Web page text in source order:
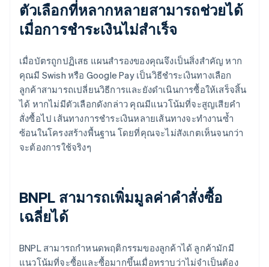
ตัวเลือกที่หลากหลายสามารถช่วยได้
เมื่อการชำระเงินไม่สำเร็จ
เมื่อบัตรถูกปฏิเสธ แผนสำรองของคุณจึงเป็นสิ่งสำคัญ หาก
คุณมี Swish หรือ Google Pay เป็นวิธีชำระเงินทางเลือก
ลูกค้าสามารถเปลี่ยนวิธีการและยังดำเนินการซื้อให้เสร็จสิ้น
ได้ หากไม่มีตัวเลือกดังกล่าว คุณมีแนวโน้มที่จะสูญเสียคำ
สั่งซื้อไป เส้นทางการชำระเงินหลายเส้นทางจะทำงานซ้ำ
ซ้อนในโครงสร้างพื้นฐาน โดยที่คุณจะไม่สังเกตเห็นจนกว่า
จะต้องการใช้จริงๆ
BNPL สามารถเพิ่มมูลค่าคำสั่งซื้อ
เฉลี่ยได้
BNPL สามารถกำหนดพฤติกรรมของลูกค้าได้ ลูกค้ามักมี
แนวโน้มที่จะซื้อและซื้อมากขึ้นเมื่อทราบว่าไม่จำเป็นต้อง